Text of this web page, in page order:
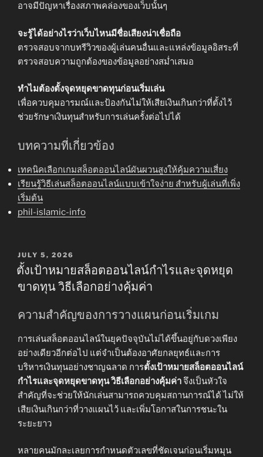
อาจมีปัญหาเรื่องสภาพคล่องของเว็บนั้นๆ
จะรู้ได้อย่างไรว่าเว็บไหนมีชื่อเสียงน่าเชื่อถือ
ตรวจสอบจากบทรีวิวของผู้เล่นคนอื่นและแหล่งข้อมูลอิสระที่
ตรวจสอบความถูกต้องของข้อมูลอย่างสม่ำเสมอ
ทำไมต้องตั้งจุดหยุดขาดทุนก่อนเริ่มเล่น
เพื่อควบคุมอารมณ์และป้องกันไม่ให้เสียเงินเกินกว่าที่ตั้งไว้
ช่วยรักษาเงินทุนสำหรับการเล่นครั้งต่อไปได้
บทความที่เกี่ยวข้อง
เทคนิคเลือกเกมสล็อตออนไลน์ผันผวนสูงให้คุ้มความเสี่ยง
เรียนรู้วิธีเล่นสล็อตออนไลน์แบบเข้าใจง่าย สำหรับผู้เล่นที่เพิ่ง
เริ่มต้น
phil-islamic-info
POSTED
ON
JULY 5, 2026
ตั้งเป้าหมายสล็อตออนไลน์กำไรและจุดหยุด
ขาดทุน วิธีเลือกอย่างคุ้มค่า
ความสำคัญของการวางแผนก่อนเริ่มเกม
การเล่นสล็อตออนไลน์ในยุคปัจจุบันไม่ได้ขึ้นอยู่กับดวงเพียง
อย่างเดียวอีกต่อไป แต่จำเป็นต้องอาศัยกลยุทธ์และการ
บริหารเงินทุนอย่างชาญฉลาด การตั้งเป้าหมายสล็อตออนไลน์
กำไรและจุดหยุดขาดทุน วิธีเลือกอย่างคุ้มค่า จึงเป็นหัวใจ
สำคัญที่จะช่วยให้นักเล่นสามารถควบคุมสถานการณ์ได้ ไม่ให้
เสียเงินเกินกว่าที่วางแผนไว้ และเพิ่มโอกาสในการชนะใน
ระยะยาว
หลายคนมักละเลยการกำหนดตัวเลขที่ชัดเจนก่อนเริ่มหมุน